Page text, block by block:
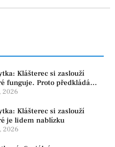
Klášterec si zaslouží
funguje. Proto předkládáme
řeší skutečné problémy
2026
Klášterec si zaslouží
je lidem nablízku
2026